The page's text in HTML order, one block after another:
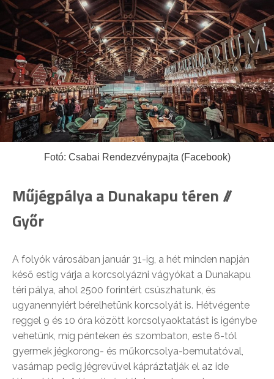
Fotó: Csabai Rendezvénypajta (Facebook)
Műjégpálya a Dunakapu téren //
Győr
A folyók városában január 31-ig, a hét minden napján
késő estig várja a korcsolyázni vágyókat a Dunakapu
téri pálya, ahol 2500 forintért csúszhatunk, és
ugyanennyiért bérelhetünk korcsolyát is. Hétvégente
reggel 9 és 10 óra között korcsolyaoktatást is igénybe
vehetünk, míg pénteken és szombaton, este 6-tól
gyermek jégkorong- és műkorcsolya-bemutatóval,
vasárnap pedig jégrevüvel kápráztatják el az ide